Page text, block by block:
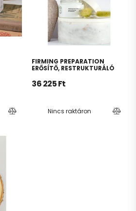
FIRMING PREPARATION
ERŐSÍTŐ, RESTRUKTURÁLÓ
36 225Ft
Nincs raktáron